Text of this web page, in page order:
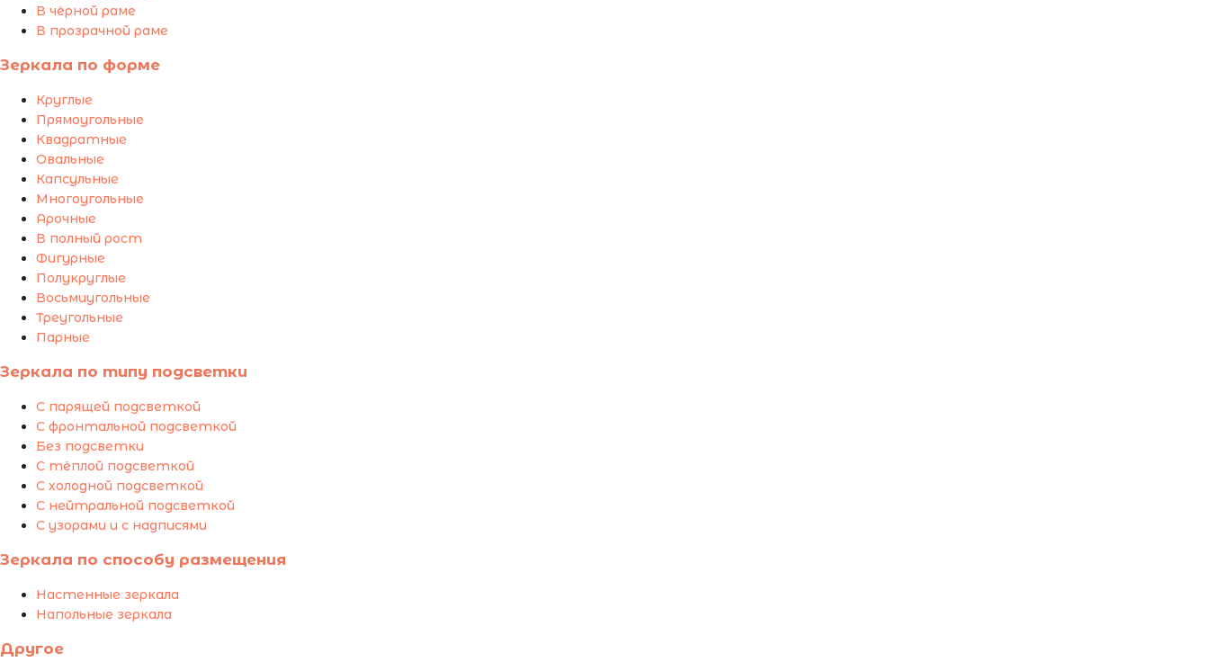
В чёрной раме
В прозрачной раме
Зеркала по форме
Круглые
Прямоугольные
Квадратные
Овальные
Капсульные
Многоугольные
Арочные
В полный рост
Фигурные
Полукруглые
Восьмиугольные
Треугольные
Парные
Зеркала по типу подсветки
С парящей подсветкой
С фронтальной подсветкой
Без подсветки
С тёплой подсветкой
С холодной подсветкой
С нейтральной подсветкой
С узорами и с надписями
Зеркала по способу размещения
Настенные зеркала
Напольные зеркала
Другое